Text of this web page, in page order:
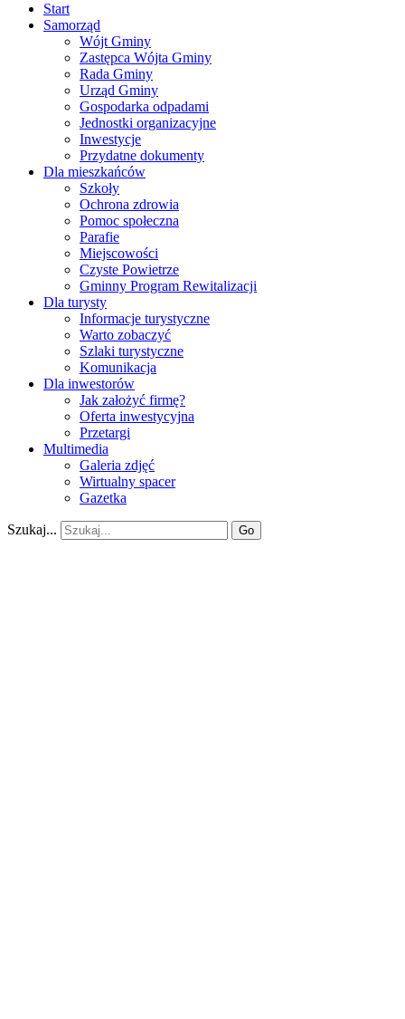
Start
Samorząd
Wójt Gminy
Zastępca Wójta Gminy
Rada Gminy
Urząd Gminy
Gospodarka odpadami
Jednostki organizacyjne
Inwestycje
Przydatne dokumenty
Dla mieszkańców
Szkoły
Ochrona zdrowia
Pomoc społeczna
Parafie
Miejscowości
Czyste Powietrze
Gminny Program Rewitalizacji
Dla turysty
Informacje turystyczne
Warto zobaczyć
Szlaki turystyczne
Komunikacja
Dla inwestorów
Jak założyć firmę?
Oferta inwestycyjna
Przetargi
Multimedia
Galeria zdjęć
Wirtualny spacer
Gazetka
Szukaj... Go